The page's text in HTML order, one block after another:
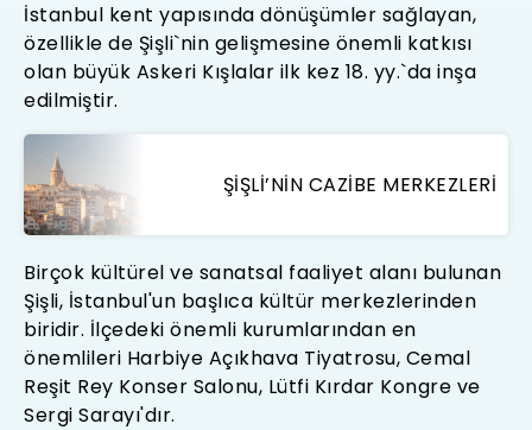
İstanbul kent yapısında dönüşümler sağlayan,
özellikle de Şişli`nin gelişmesine önemli katkısı
olan büyük Askeri Kışlalar ilk kez 18. yy.`da inşa
edilmiştir.
ŞIŞLI’NIN CAZIBE MERKEZLERI
Birçok kültürel ve sanatsal faaliyet alanı bulunan
Şişli, İstanbul'un başlıca kültür merkezlerinden
biridir. İlçedeki önemli kurumlarından en
önemlileri Harbiye Açıkhava Tiyatrosu, Cemal
Reşit Rey Konser Salonu, Lütfi Kırdar Kongre ve
Sergi Sarayı'dır.